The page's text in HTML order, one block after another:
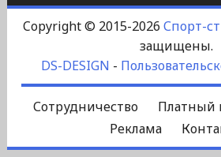
Copyright © 2015-2026 Спорт-
защищены.
DS-DESIGN -
Сотрудничество Платный
Реклама